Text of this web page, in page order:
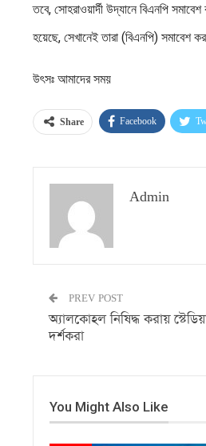
তবে, সোহরাওয়ার্দী উদ্যানে বিএনপি
হয়েছে, সেখানেই তারা (বিএনপি) সমাবেশ
উৎসঃ আমাদের সময়
Share Facebook
Admin
PREV POST
অ্যালকোহল নিষিদ্ধ করায়
দর্শকরা
You Might Also Like